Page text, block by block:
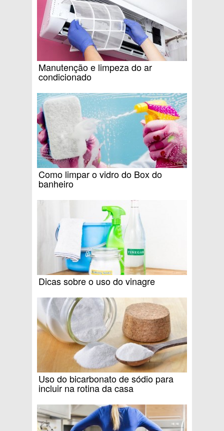
Manutenção e limpeza do ar
condicionado
Como limpar o vidro do Box do
banheiro
Dicas sobre o uso do vinagre
Uso do bicarbonato de sódio para
incluir na rotina da casa